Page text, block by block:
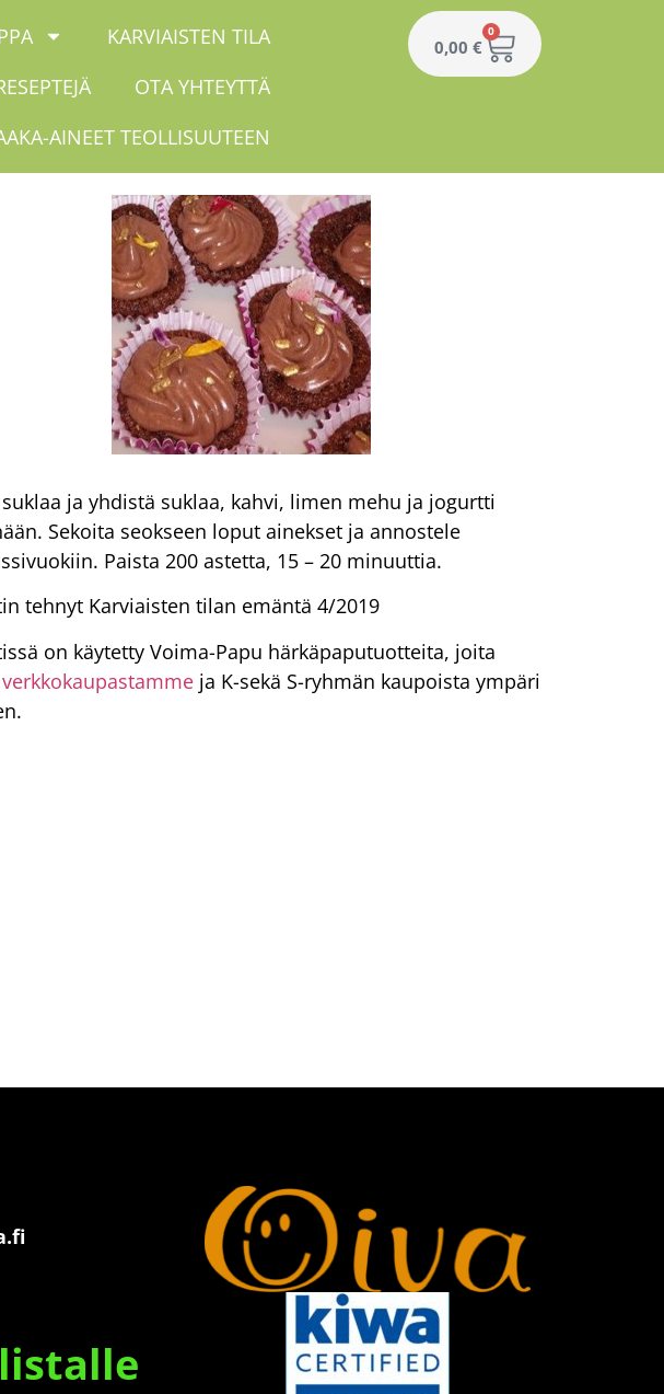
KARVIAISTEN TILA
OTA YHTEYTTÄ
AINEET TEOLLISUUTEEN
0,00 €
0
ja yhdistä suklaa, kahvi, limen mehu ja jogurtti
Sekoita seokseen loput ainekset ja annostele
Paista 200 astetta, 15 – 20 minuuttia.
tehnyt Karviaisten tilan emäntä 4/2019
on käytetty Voima-Papu härkäpaputuotteita, joita
verkkokaupastamme ja K-sekä S-ryhmän kaupoista ympäri